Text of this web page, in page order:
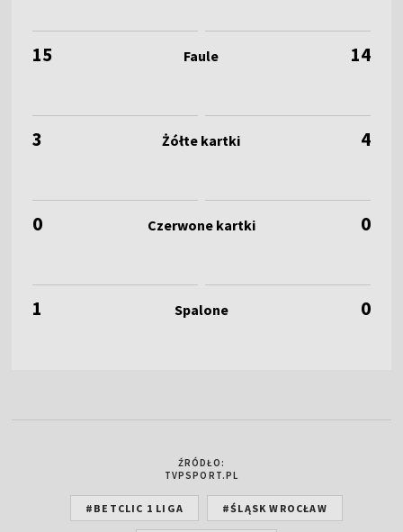
15
3
0
1
14
4
0
0
ŹRÓDŁO:
TVPSPORT.PL
#BETCLIC 1 LIGA #ŚLĄSK WROCŁAW